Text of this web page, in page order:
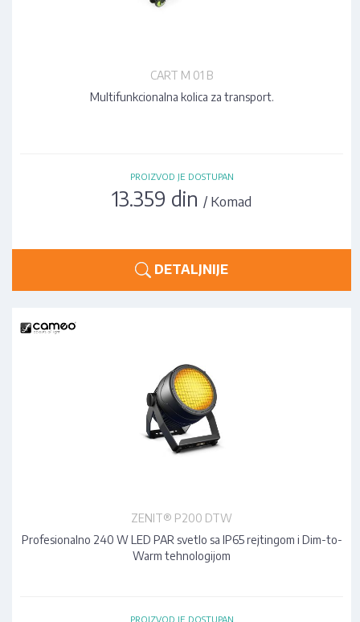
CART M 01 B
Multifunkcionalna kolica za transport.
PROIZVOD JE DOSTUPAN
13.359 din / Komad
DETALJNIJE
ZENIT® P200 DTW
Profesionalno 240 W LED PAR svetlo sa IP65 rejtingom i Dim-to-
Warm tehnologijom
PROIZVOD JE DOSTUPAN